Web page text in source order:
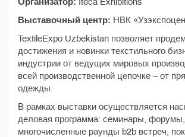
Выставочный центр: НВК
TextileExpo Uzbekistan позволяет
достижения и новинки текстильного
индустрии от ведущих мировых
всей производственной цепочке – от
одежды.
В рамках выставки осуществляется
деловая программа: семинары, форумы,
многочисленные раунды b2b встреч,